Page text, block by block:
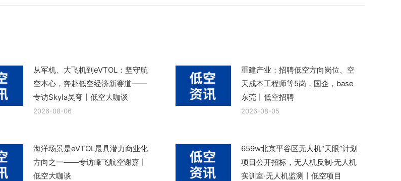
从军机、大飞机到eVTOL：坚守航
空本心，奔赴低空经济新赛道——
专访Skyla吴穹丨低空大咖谈
2026-08-06
重建产业：招聘低空方向岗位、空
天成本工程师等5岗，国企，base
东莞丨低空招聘
2026-08-05
海洋场景是eVTOL最具潜力商业化
方向之一——专访峰飞航空谢嘉丨
低空大咖谈
659w北京平谷区无人机“天眼”计划
项目公开招标，无人机反制·无人机
实训室·无人机监测丨低空项目